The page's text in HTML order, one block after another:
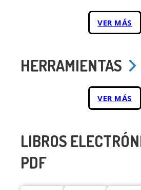
VER MÁS
HERRAMIENTAS
VER MÁS
LIBROS
PDF